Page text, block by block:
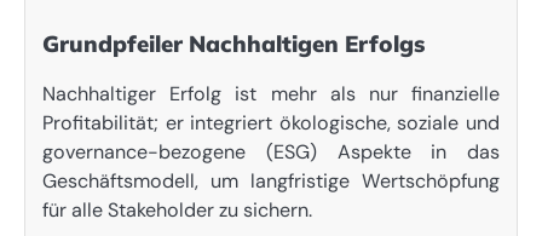
Grundpfeiler Nachhaltigen Erfolgs
Nachhaltiger Erfolg ist mehr als nur finanzielle
Profitabilität; er integriert ökologische, soziale und
governance-bezogene (ESG) Aspekte in das
Geschäftsmodell, um langfristige Wertschöpfung
für alle Stakeholder zu sichern.